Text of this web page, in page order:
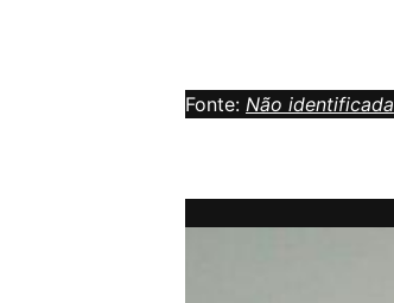
Fonte: Não identificada